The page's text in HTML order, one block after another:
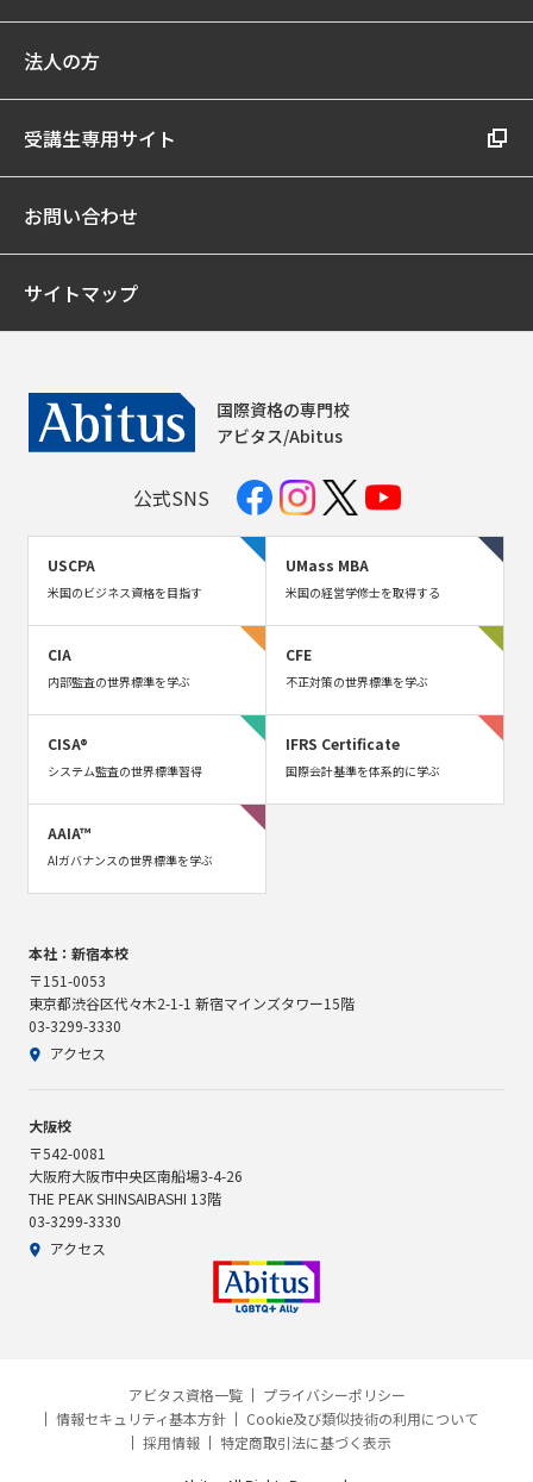
法人の方
受講生専用サイト
お問い合わせ
サイトマップ
国際資格の専門校
アビタス/Abitus
公式SNS
USCPA
米国のビジネス資格を目指す
UMass MBA
米国の経営学修士を取得する
CIA
内部監査の世界標準を学ぶ
CFE
不正対策の世界標準を学ぶ
CISA®
システム監査の世界標準習得
IFRS Certificate
国際会計基準を体系的に学ぶ
AAIA™
AIガバナンスの世界標準を学ぶ
本社：新宿本校
〒151-0053
東京都渋谷区代々木2-1-1 新宿マインズタワー15階
03-3299-3330
アクセス
大阪校
〒542-0081
大阪府大阪市中央区南船場3-4-26
THE PEAK SHINSAIBASHI 13階
03-3299-3330
アクセス
アビタス資格一覧
プライバシーポリシー
情報セキュリティ基本方針
Cookie及び類似技術の利用について
採用情報
特定商取引法に基づく表示